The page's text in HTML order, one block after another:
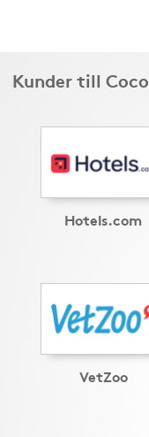
Kunder till
Hotels.com
VetZoo